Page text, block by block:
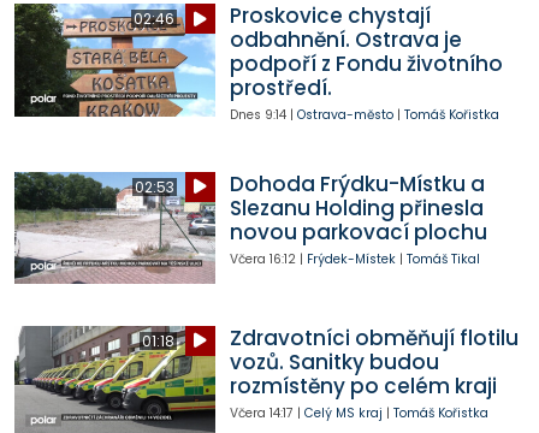
02:46
Proskovice chystají
odbahnění. Ostrava je
podpoří z Fondu životního
prostředí.
Dnes 9:14| Ostrava-město| Tomáš Kořistka
02:53
Dohoda Frýdku-Místku a
Slezanu Holding přinesla
novou parkovací plochu
Včera 16:12| Frýdek-Místek| Tomáš Tikal
01:18
Zdravotníci obměňují flotilu
vozů. Sanitky budou
rozmístěny po celém kraji
Včera 14:17 | Celý MS kraj | Tomáš Kořistka